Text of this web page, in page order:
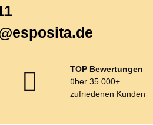
TOP Bewertungen
über 35.000+
zufriedenen Kunden